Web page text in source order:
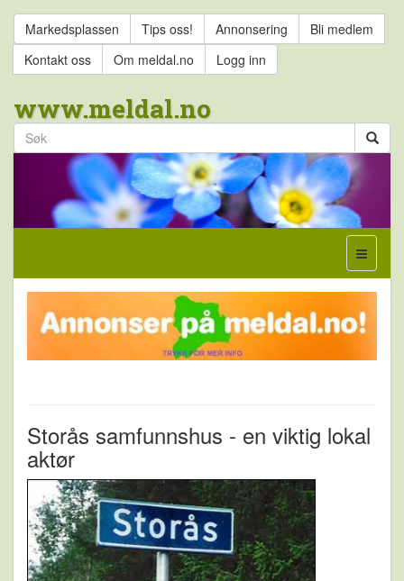
Markedsplassen Tips oss! Annonsering
Bli medlem
Kontakt oss
Om meldal.no Logg inn
www.meldal.no
Storås samfunnshus - en viktig lokal
aktør